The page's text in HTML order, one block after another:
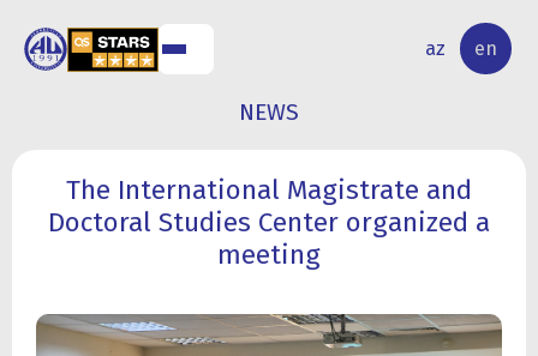
az en
RESEARCH
ACTIVITY
NEWS
The International Magistrate and
Doctoral Studies Center organized a
meeting